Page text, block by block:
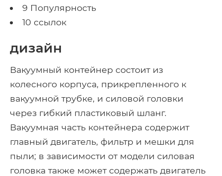
9 Популярность
10 ссылок
дизайн
Вакуумный контейнер состоит из
колесного корпуса, прикрепленного к
вакуумной трубке, и силовой головки
через гибкий пластиковый шланг.
Вакуумная часть контейнера содержит
главный двигатель, фильтр и мешки для
пыли; в зависимости от модели силовая
головка также может содержать двигатель